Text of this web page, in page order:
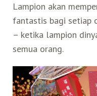
Lampion akan
fantastis bagi setiap
– ketika lampion
semua orang.